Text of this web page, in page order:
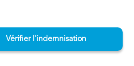
Vérifier l'indemnisation